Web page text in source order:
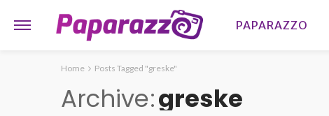
PAPARAZZO
Home Posts Tagged "greske"
Archive greske